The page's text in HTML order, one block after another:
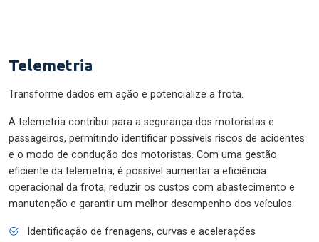
Telemetria
Transforme dados em ação e potencialize a frota.
A telemetria contribui para a segurança dos motoristas e
passageiros, permitindo identificar possíveis riscos de acidentes
e o modo de condução dos motoristas. Com uma gestão
eficiente da telemetria, é possível aumentar a eficiência
operacional da frota, reduzir os custos com abastecimento e
manutenção e garantir um melhor desempenho dos veículos.
Identificação de frenagens, curvas e acelerações